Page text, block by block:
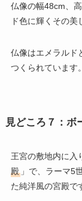
仏像の幅48cm、
ド色に輝くその美
仏像はエメラルド
つくられています。
見どころ７：ボ
王宮の敷地内に入
殿」で、ラーマ5
た純洋風の宮殿で